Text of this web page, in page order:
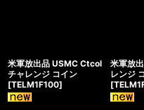
米軍放出品 USMC Ctcol
チャレンジ コイン
[TELM1F100]
米軍放
レンジ
[